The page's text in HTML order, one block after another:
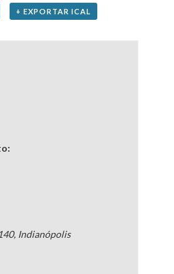
+ EXPORTAR ICAL
Indianópolis